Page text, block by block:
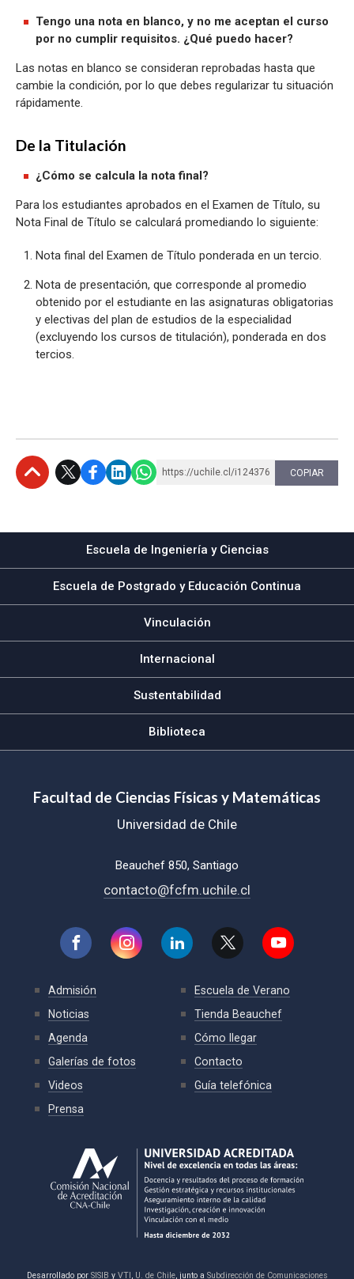
Tengo una nota en blanco, y no me aceptan el curso
por no cumplir requisitos. ¿Qué puedo hacer?
Las notas en blanco se consideran reprobadas hasta que
cambie la condición, por lo que debes regularizar tu situación
rápidamente.
De la Titulación
¿Cómo se calcula la nota final?
Para los estudiantes aprobados en el Examen de Título, su
Nota Final de Título se calculará promediando lo siguiente:
Nota final del Examen de Título ponderada en un tercio.
Nota de presentación, que corresponde al promedio
obtenido por el estudiante en las asignaturas obligatorias
y electivas del plan de estudios de la especialidad
(excluyendo los cursos de titulación), ponderada en dos
tercios.
https://uchile.cl/i124376 COPIAR
Escuela de Ingeniería y Ciencias
Escuela de Postgrado y Educación Continua
Vinculación
Internacional
Sustentabilidad
Biblioteca
Facultad de Ciencias Físicas y Matemáticas
Universidad de Chile
Beauchef 850, Santiago
contacto@fcfm.uchile.cl
Admisión
Noticias
Agenda
Galerías de fotos
Videos
Prensa
Escuela de Verano
Tienda Beauchef
Cómo llegar
Contacto
Guía telefónica
Desarrollado por SISIB y VTI, U. de Chile, junto a Subdirección de Comunicaciones